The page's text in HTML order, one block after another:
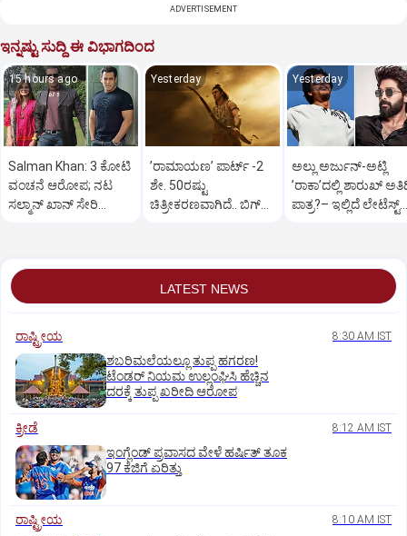
ADVERTISEMENT
ಇನ್ನಷ್ಟು ಸುದ್ದಿ ಈ ವಿಭಾಗದಿಂದ
15 hours ago
Salman Khan: 3 ಕೋಟಿ
ವಂಚನೆ ಆರೋಪ; ನಟ
ಸಲ್ಮಾನ್‌ ಖಾನ್‌ ಸೇರಿ
Yesterday
ʼರಾಮಾಯಣʼ ಪಾರ್ಟ್‌ -2
ಶೇ. 50ರಷ್ಟು
ಚಿತ್ರೀಕರಣವಾಗಿದೆ.. ಬಿಗ್‌
Yesterday
ಅಲ್ಲು ಅರ್ಜುನ್‌-ಅಟ್ಲಿ
ʼರಾಕಾʼದಲ್ಲಿ ಶಾರುಖ್‌
ಪಾತ್ರ?– ಇಲ್ಲಿದೆ ಲೇಟೆಸ್ಟ್‌
LATEST NEWS
ರಾಷ್ಟ್ರೀಯ 8:30 AM IST
ಶಬರಿಮಲೆಯಲ್ಲೂ ತುಪ್ಪ ಹಗರಣ!
ಟೆಂಡರ್‌ ನಿಯಮ ಉಲ್ಲಂಘಿಸಿ ಹೆಚ್ಚಿನ
ದರಕ್ಕೆ ತುಪ್ಪ ಖರೀದಿ ಆರೋಪ
ಕ್ರೀಡೆ 8:12 AM IST
ಇಂಗ್ಲೆಂಡ್‌ ಪ್ರವಾಸದ ವೇಳೆ ಹರ್ಷಿತ್‌ ತೂಕ
97 ಕೆಜಿಗೆ ಏರಿತ್ತು
ರಾಷ್ಟ್ರೀಯ 8:10 AM IST